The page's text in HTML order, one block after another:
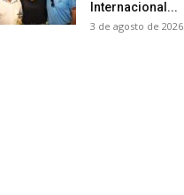
Internacional...
3 de agosto de 2026